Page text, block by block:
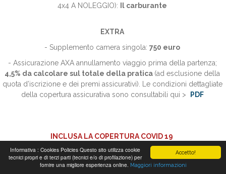
Accetto!
Informativa : Cookies Policies Questo sito utilizza cookie
tecnici propri e di terzi parti (tecnici e/o di profilazione) per
fornire una migliore esperienza online. Maggiori informazioni
4x4 A NOLEGGIO):
Il carburante
EXTRA
- Supplemento camera singola: 750 euro
- Assicurazione AXA annullamento viaggio prima della partenza;
4,5% da calcolare sul totale della pratica (ad esclusione della
quota d’iscrizione e dei premi assicurativi). Le condizioni dettagliate
della copertura assicurativa sono consultabili qui >
PDF
INCLUSA LA COPERTURA COVID 19
Nella nostra polizza assicurativa AXA abbiamo integrato un'ulteriore
copertura dedicata al Covid 19, (COVER STAY) per tutelare